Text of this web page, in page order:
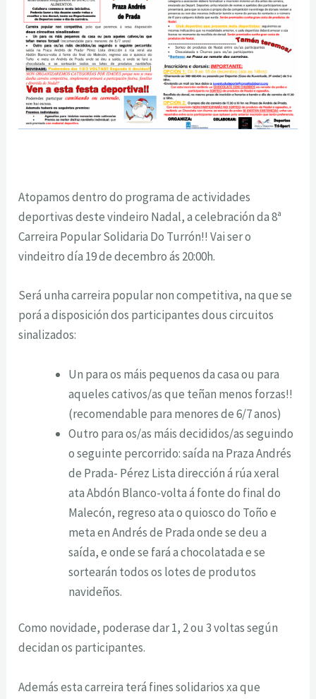
Atopamos dentro do programa de actividades
deportivas deste vindeiro Nadal, a celebración da 8ª
Carreira Popular Solidaria Do Turrón!! Vai ser o
vindeitro día 19 de decembro ás 20:00h.
Será unha carreira popular non competitiva, na que se
porá a disposición dos participantes dous circuitos
sinalizados:
Un para os máis pequenos da casa ou para
aqueles cativos/as que teñan menos forzas!!
(recomendable para menores de 6/7 anos)
Outro para os/as máis decididos/as seguindo
o seguinte percorrido: saída na Praza Andrés
de Prada- Pérez Lista dirección á rúa xeral
ata Abdón Blanco-volta á fonte do final do
Malecón, regreso ata o quiosco do Toño e
meta en Andrés de Prada onde se deu a
saída, e onde se fará a chocolatada e se
sortearán todos os lotes de produtos
navideños.
Como novidade, poderase dar 1, 2 ou 3 voltas según
decidan os participantes.
Además esta carreira terá fines solidarios xa que